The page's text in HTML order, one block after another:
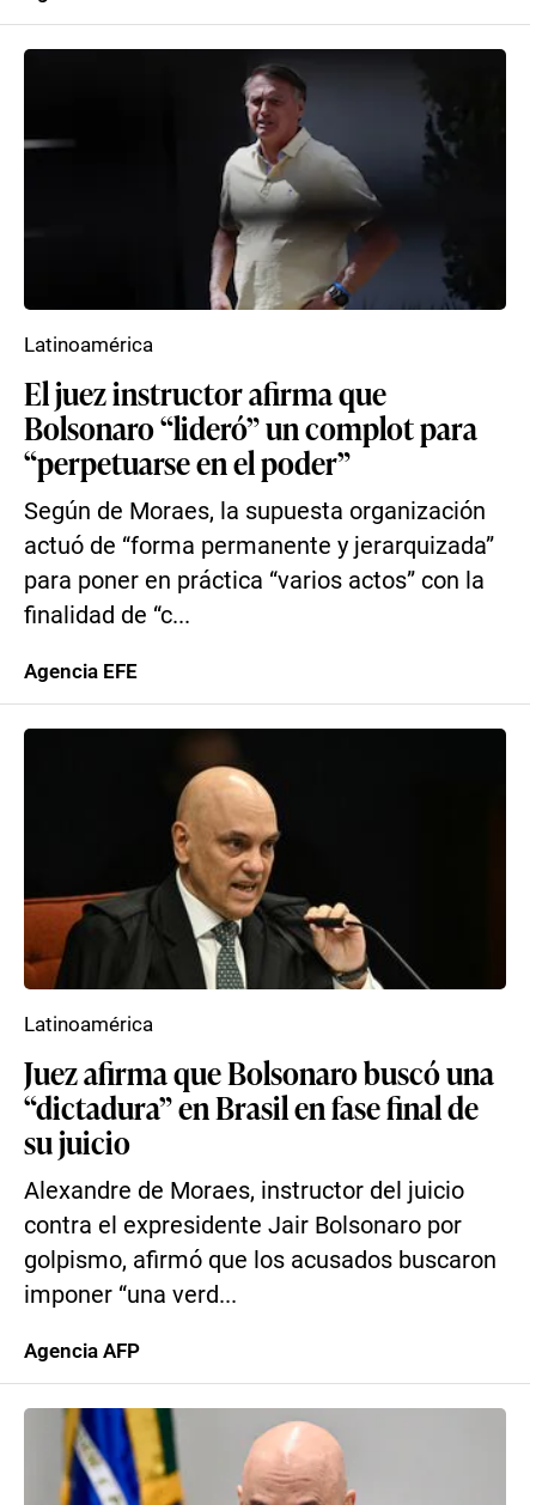
El juez instructor afirma que
Bolsonaro “lideró” un complot para
“perpetuarse en el poder”
Según de Moraes, la supuesta organización
actuó de “forma permanente y jerarquizada”
para poner en práctica “varios actos” con la
finalidad de “c...
Latinoamérica
Agencia EFE
Juez afirma que Bolsonaro buscó una
“dictadura” en Brasil en fase final de
su juicio
Alexandre de Moraes, instructor del juicio
contra el expresidente Jair Bolsonaro por
golpismo, afirmó que los acusados buscaron
imponer “una verd...
Latinoamérica
Agencia AFP